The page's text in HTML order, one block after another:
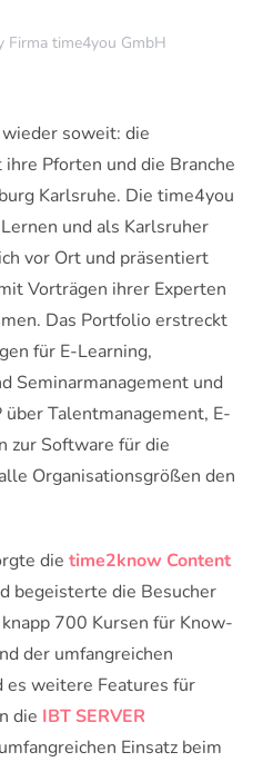
Firma time4you GmbH
soweit: die
Pforten und die Branche
Karlsruhe. Die time4you
und als Karlsruher
vor Ort und präsentiert
Vorträgen ihrer Experten
Das Portfolio erstreckt
für E-Learning,
Seminarmanagement und
Talentmanagement, E-
zur Software für die
Organisationsgrößen den
die time2know Content
begeisterte die Besucher
700 Kursen für Know-
der umfangreichen
weitere Features für
die IBT SERVER
Einsatz beim